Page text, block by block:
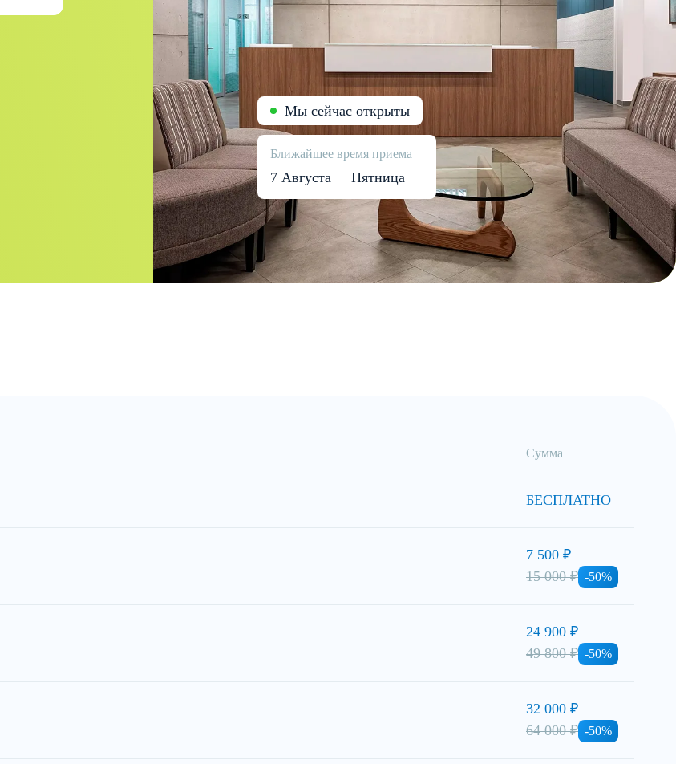
Мы сейчас открыты
Ближайшее время приема
7 Августа Пятница
Сумма
БЕСПЛАТНО
7 500 ₽
15 000 ₽ -50%
24 900 ₽
49 800 ₽ -50%
32 000 ₽
64 000 ₽ -50%